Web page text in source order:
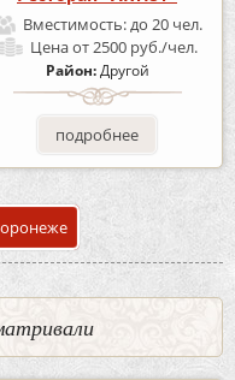
Вместимость:до 20 чел.
Ценаот 2500 руб./чел.
Район:Другой
подробнее